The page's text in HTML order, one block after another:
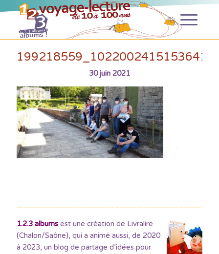
30 juin 2021
1.2.3 albumsest une création de Livralire
(Chalon/Saône), qui a animé aussi, de 2020
à 2023, un blog de partage d’idées pour